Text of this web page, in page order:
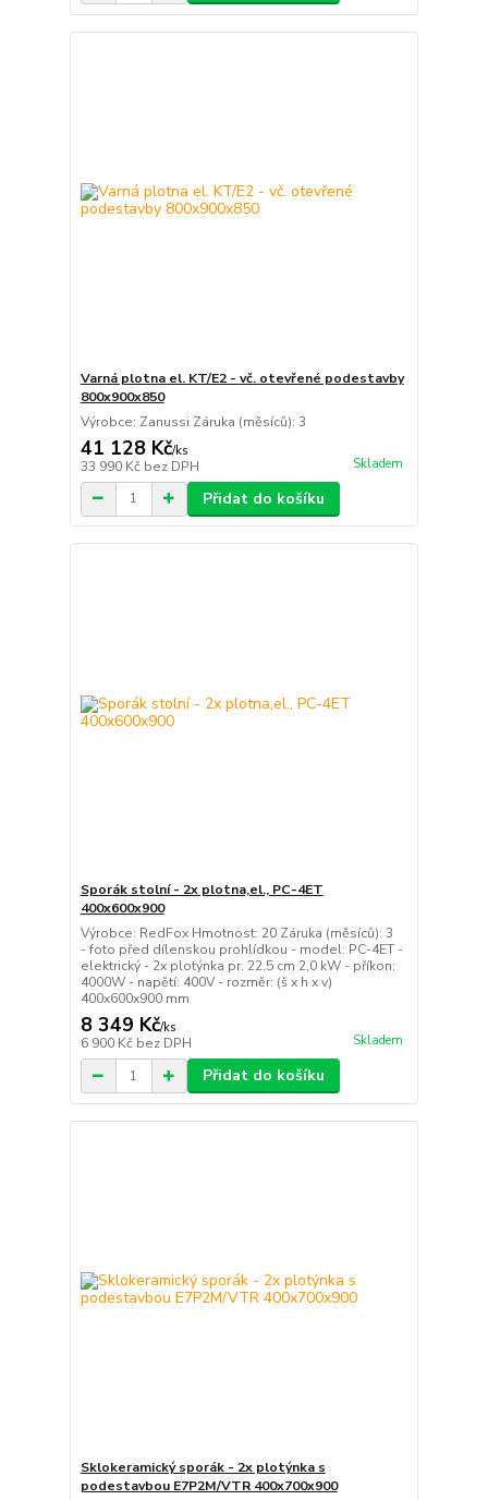
Varná plotna el. KT/E2 - vč. otevřené podestavby
800x900x850
Výrobce: Zanussi Záruka (měsíců): 3
41 128 Kč/ks
33 990 Kč bez DPH Skladem
Přidat do košíku
Sporák stolní - 2x plotna,el., PC-4ET
400x600x900
Výrobce: RedFox Hmotnost: 20 Záruka (měsíců): 3
- foto před dílenskou prohlídkou - model: PC-4ET -
elektrický - 2x plotýnka pr. 22,5 cm 2,0 kW - příkon:
4000W - napětí: 400V - rozměr: (š x h x v)
400x600x900 mm
8 349 Kč/ks
6 900 Kč bez DPH Skladem
Přidat do košíku
Sklokeramický sporák - 2x plotýnka s
podestavbou E7P2M/VTR 400x700x900